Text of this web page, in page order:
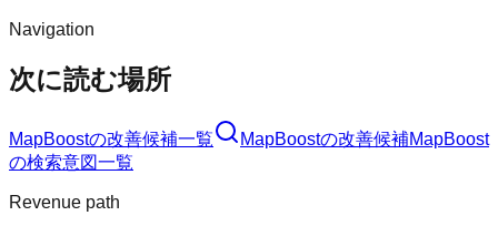
Navigation
次に読む場所
MapBoostの改善候補一覧 MapBoostの改善候補MapBoost
の検索意図一覧
Revenue path